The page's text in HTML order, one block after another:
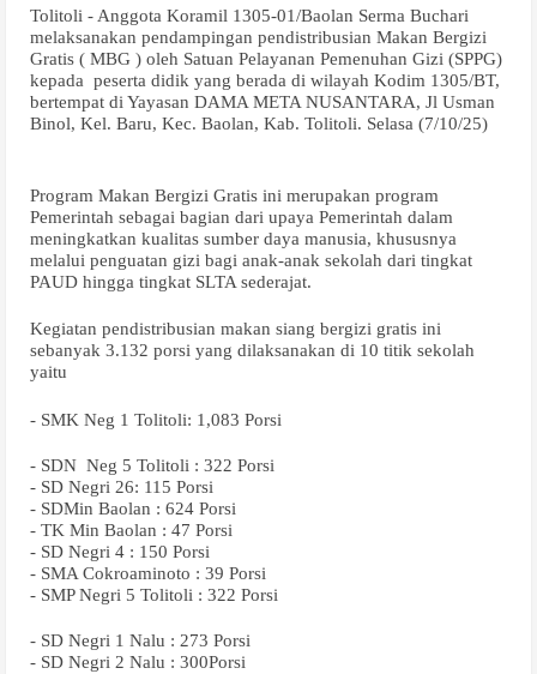
Tolitoli - Anggota Koramil 1305-01/Baolan Serma Buchari
melaksanakan pendampingan pendistribusian Makan Bergizi
Gratis ( MBG ) oleh Satuan Pelayanan Pemenuhan Gizi (SPPG)
kepada peserta didik yang berada di wilayah Kodim 1305/BT,
bertempat di Yayasan DAMA META NUSANTARA, Jl Usman
Binol, Kel. Baru, Kec. Baolan, Kab. Tolitoli. Selasa (7/10/25)
Program Makan Bergizi Gratis ini merupakan program
Pemerintah sebagai bagian dari upaya Pemerintah dalam
meningkatkan kualitas sumber daya manusia, khususnya
melalui penguatan gizi bagi anak-anak sekolah dari tingkat
PAUD hingga tingkat SLTA sederajat.
Kegiatan pendistribusian makan siang bergizi gratis ini
sebanyak 3.132 porsi yang dilaksanakan di 10 titik sekolah
yaitu
- SMK Neg 1 Tolitoli: 1,083 Porsi
- SDN Neg 5 Tolitoli : 322 Porsi
- SD Negri 26: 115 Porsi
- SDMin Baolan : 624 Porsi
- TK Min Baolan : 47 Porsi
- SD Negri 4 : 150 Porsi
- SMA Cokroaminoto : 39 Porsi
- SMP Negri 5 Tolitoli : 322 Porsi
- SD Negri 1 Nalu : 273 Porsi
- SD Negri 2 Nalu : 300Porsi